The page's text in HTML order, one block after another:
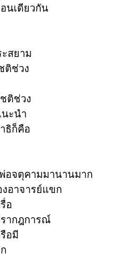
นเดียวกัน
สยาม
ติช่วง
ติช่วง
ะนำ
ธิก็คือ
อจตุคามมานานมาก
อาจารย์แขก
อ
ากฎการณ์
อมี